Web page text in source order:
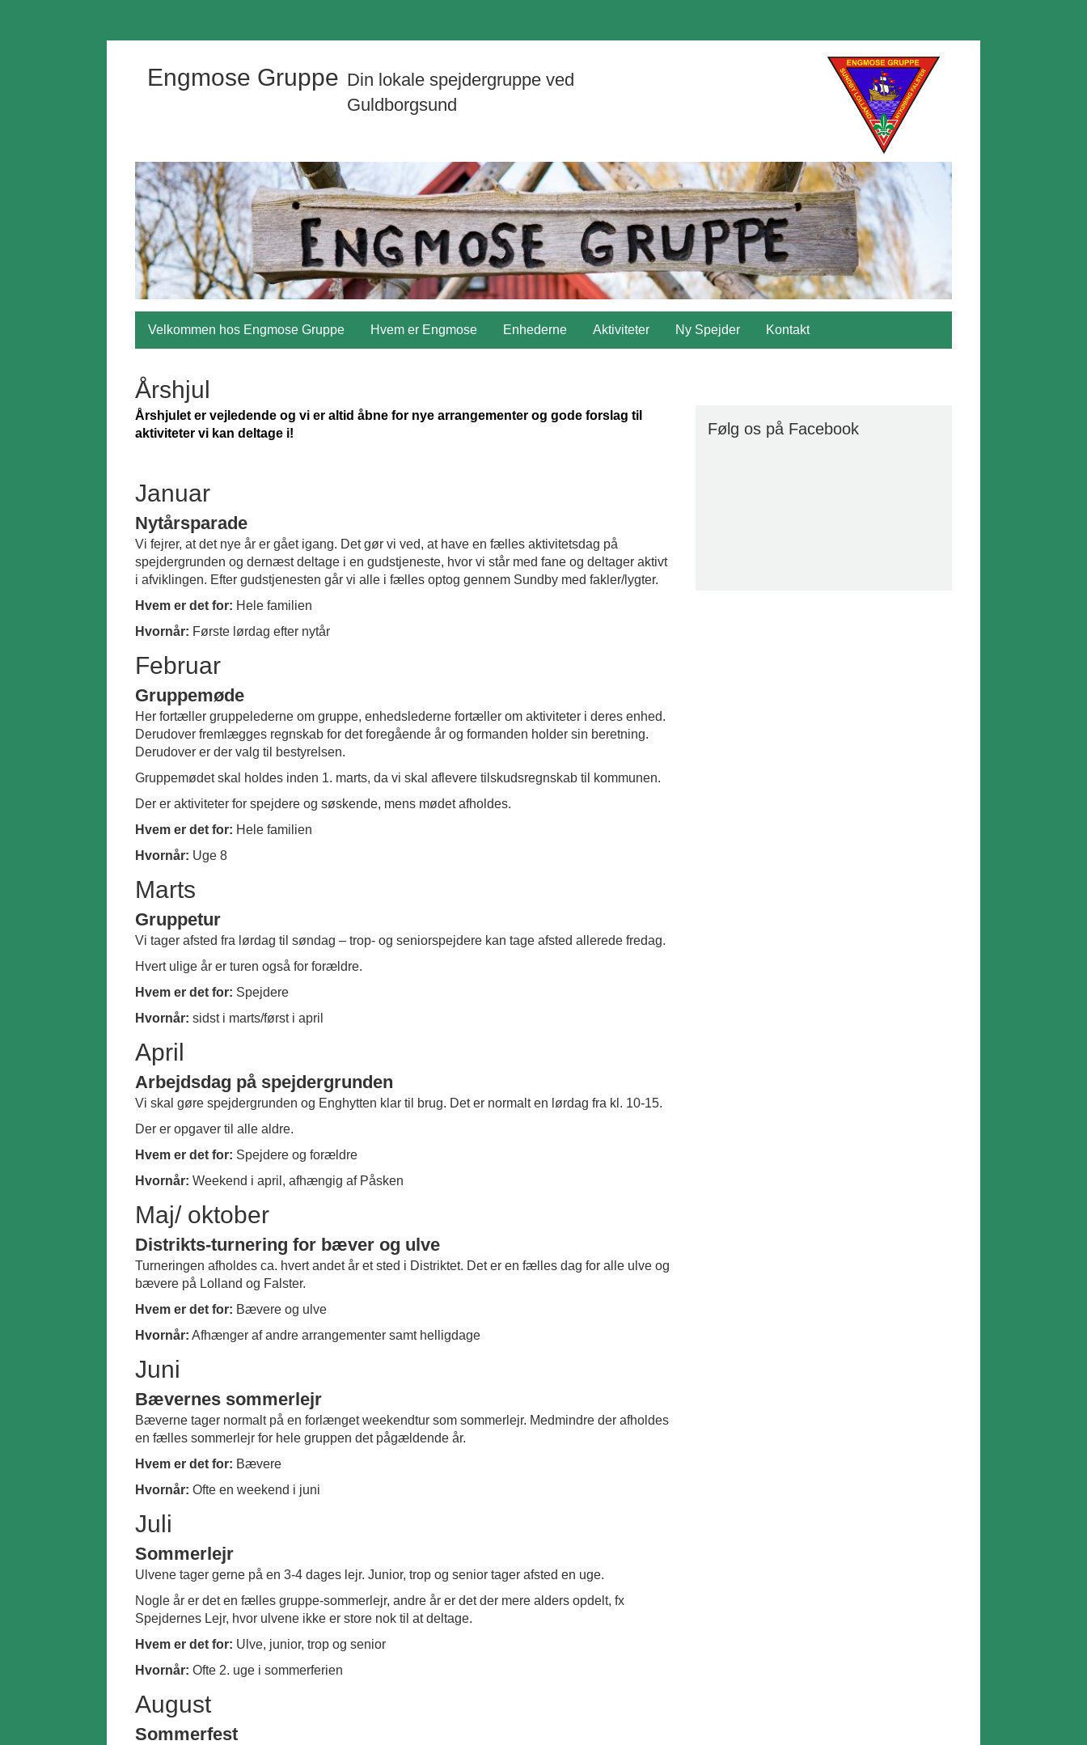
Engmose Gruppe Din lokale spejdergruppe ved
Guldborgsund
Velkommen hos Engmose Gruppe Hvem er Engmose Enhederne Aktiviteter Ny Spejder Kontakt
Årshjul
Årshjulet er vejledende og vi er altid åbne for nye arrangementer og gode forslag til
aktiviteter vi kan deltage i!
Januar
Nytårsparade
Vi fejrer, at det nye år er gået igang. Det gør vi ved, at have en fælles aktivitetsdag på
spejdergrunden og dernæst deltage i en gudstjeneste, hvor vi står med fane og deltager aktivt
i afviklingen. Efter gudstjenesten går vi alle i fælles optog gennem Sundby med fakler/lygter.
Hvem er det for: Hele familien
Hvornår: Første lørdag efter nytår
Februar
Gruppemøde
Her fortæller gruppelederne om gruppe, enhedslederne fortæller om aktiviteter i deres enhed.
Derudover fremlægges regnskab for det foregående år og formanden holder sin beretning.
Derudover er der valg til bestyrelsen.
Gruppemødet skal holdes inden 1. marts, da vi skal aflevere tilskudsregnskab til kommunen.
Der er aktiviteter for spejdere og søskende, mens mødet afholdes.
Hvem er det for: Hele familien
Hvornår: Uge 8
Marts
Gruppetur
Vi tager afsted fra lørdag til søndag – trop- og seniorspejdere kan tage afsted allerede fredag.
Hvert ulige år er turen også for forældre.
Hvem er det for: Spejdere
Hvornår: sidst i marts/først i april
April
Arbejdsdag på spejdergrunden
Vi skal gøre spejdergrunden og Enghytten klar til brug. Det er normalt en lørdag fra kl. 10-15.
Der er opgaver til alle aldre.
Hvem er det for: Spejdere og forældre
Hvornår: Weekend i april, afhængig af Påsken
Maj/ oktober
Distrikts-turnering for bæver og ulve
Turneringen afholdes ca. hvert andet år et sted i Distriktet. Det er en fælles dag for alle ulve og
bævere på Lolland og Falster.
Hvem er det for: Bævere og ulve
Hvornår: Afhænger af andre arrangementer samt helligdage
Juni
Bævernes sommerlejr
Bæverne tager normalt på en forlænget weekendtur som sommerlejr. Medmindre der afholdes
en fælles sommerlejr for hele gruppen det pågældende år.
Hvem er det for: Bævere
Hvornår: Ofte en weekend i juni
Juli
Sommerlejr
Ulvene tager gerne på en 3-4 dages lejr. Junior, trop og senior tager afsted en uge.
Nogle år er det en fælles gruppe-sommerlejr, andre år er det der mere alders opdelt, fx
Spejdernes Lejr, hvor ulvene ikke er store nok til at deltage.
Hvem er det for: Ulve, junior, trop og senior
Hvornår: Ofte 2. uge i sommerferien
August
Sommerfest
Følg os på Facebook